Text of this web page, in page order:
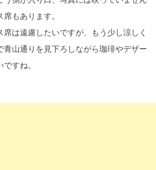
もあります。
は遠慮したいですが、もう少し涼しく
青山通りを見下ろしながら珈琲やデザー
すね。